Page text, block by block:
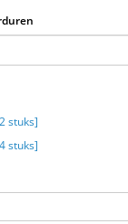
stuks]
stuks]